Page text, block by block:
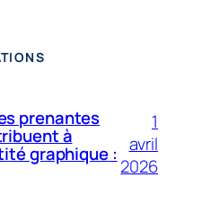
prenantes
à
graphique :
1
avril
2026